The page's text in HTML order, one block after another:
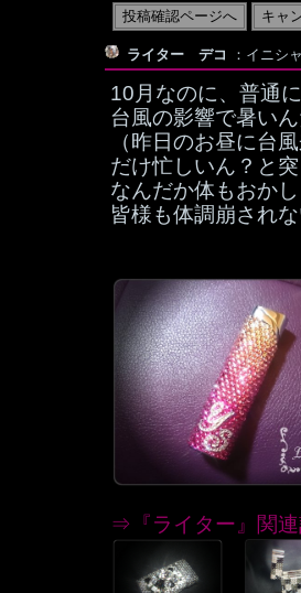
ライター デコ ：イニシ
10月なのに、普通
台風の影響で暑い
（昨日のお昼に台
だけ忙しいん？と
なんだか体もおか
皆様も体調崩され
⇒『ライター』関